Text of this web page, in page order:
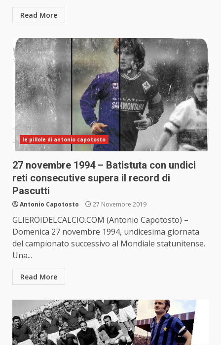
Read More
le pillole di antonio capotosto
27 novembre 1994 – Batistuta con undici
reti consecutive supera il record di
Pascutti
Antonio Capotosto 27 Novembre 2019
GLIEROIDELCALCIO.COM (Antonio Capotosto) –
Domenica 27 novembre 1994, undicesima giornata
del campionato successivo al Mondiale statunitense.
Una...
Read More